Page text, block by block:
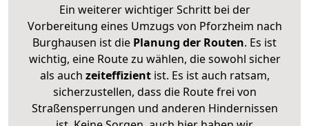
Ein weiterer wichtiger Schritt bei der
Vorbereitung eines Umzugs von Pforzheim nach
Burghausen ist die Planung der Routen. Es ist
wichtig, eine Route zu wählen, die sowohl sicher
als auch zeiteffizientist. Es ist auch ratsam,
sicherzustellen, dass die Route frei von
Straßensperrungen und anderen Hindernissen